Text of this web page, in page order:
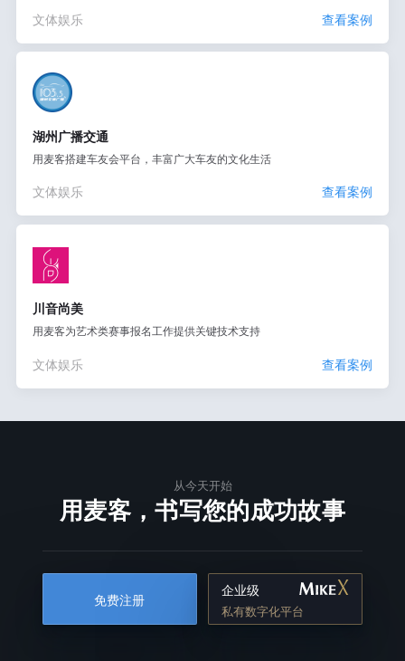
文体娱乐 查看案例
湖州广播交通
用麦客搭建车友会平台，丰富广大车友的文化生活
文体娱乐 查看案例
川音尚美
用麦客为艺术类赛事报名工作提供关键技术支持
文体娱乐 查看案例
从今天开始
用麦客，书写您的成功故事
免费注册
企业级
私有数字化平台